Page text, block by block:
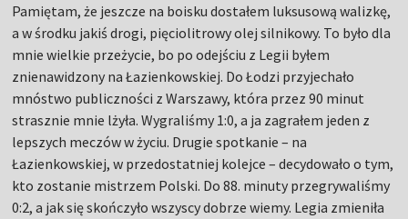
Pamiętam, że jeszcze na boisku dostałem luksusową walizkę,
a w środku jakiś drogi, pięciolitrowy olej silnikowy. To było dla
mnie wielkie przeżycie, bo po odejściu z Legii byłem
znienawidzony na Łazienkowskiej. Do Łodzi przyjechało
mnóstwo publiczności z Warszawy, która przez 90 minut
strasznie mnie lżyła. Wygraliśmy 1:0, a ja zagrałem jeden z
lepszych meczów w życiu. Drugie spotkanie – na
Łazienkowskiej, w przedostatniej kolejce – decydowało o tym,
kto zostanie mistrzem Polski. Do 88. minuty przegrywaliśmy
0:2, a jak się skończyło wszyscy dobrze wiemy. Legia zmieniła